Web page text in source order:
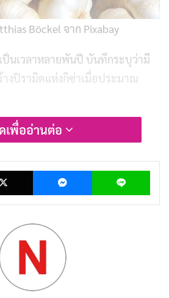
Böckel จาก Pixabay
ป็นเวลาหลายพันปี บันทึกระบุว่ามี
างปิรามิดแห่งกิซ่าเมื่อประมาณ
ไว้ในJournal of Nutrition
กันในนาม “บิดาแห่งการแพทย์
(Hippocrates) ส่งเสริมการใช้
ะบบทางเดินหายใจ ปรสิต การย่อย
หนื่อยล้า
ซึ่งเป็นศูนย์กลางความเป็นเลิศ
กฤษ กล่าวว่า ผู้คนในอินเดียเห็น
เพื่ออ่านต่อ
X Messenger Line